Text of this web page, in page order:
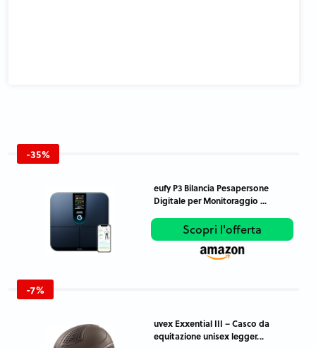
-35%
eufy P3 Bilancia Pesapersone
Digitale per Monitoraggio ...
Scopri l'offerta
-7%
uvex Exxential III – Casco da
equitazione unisex legger...